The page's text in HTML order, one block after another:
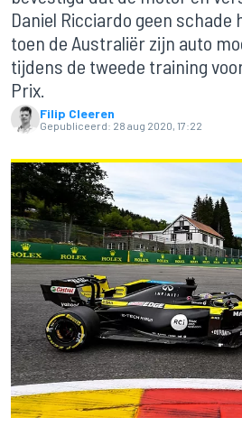
Daniel Ricciardo geen schade
toen de Australiër zijn auto
tijdens de tweede training
Prix.
Filip Cleeren
Gepubliceerd: 28 aug 2020, 17:22